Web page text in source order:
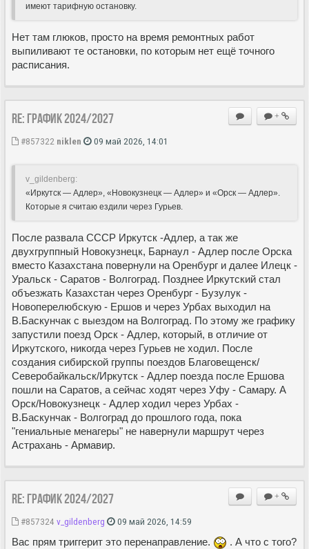
имеют тарифную остановку.
Нет там глюков, просто на время ремонтных работ
выпиливают те остановки, по которым нет ещё точного
расписания.
+
Re: ГРАФИК 2024/2027
#857322 niklen 09 май 2026, 14:01
v_gildenberg:
«Иркутск — Адлер», «Новокузнецк — Адлер» и «Орск — Адлер».
Которые я считаю ездили через Гурьев.
После развала СССР Иркутск -Адлер, а так же
двухгруппный Новокузнецк, Барнаул - Адлер после Орска
вместо Казахстана повернули на Оренбург и далее Илецк -
Уральск - Саратов - Волгоград. Позднее Иркутский стал
объезжать Казахстан через Оренбург - Бузулук -
Новоперелюбскую - Ершов и через Урбах выходил на
В.Баскунчак с выездом на Волгоград. По этому же графику
запустили поезд Орск - Адлер, который, в отличие от
Иркутского, никогда через Гурьев не ходил. После
создания сибирской группы поездов Благовещенск/
Северобайкальск/Иркутск - Адлер поезда после Ершова
пошли на Саратов, а сейчас ходят через Уфу - Самару. А
Орск/Новокузнецк - Адлер ходил через Урбах -
В.Баскунчак - Волгоград до прошлого года, пока
"гениальные менагеры" не навернули маршрут через
Астрахань - Армавир.
+
Re: ГРАФИК 2024/2027
#857324 v_gildenberg 09 май 2026, 14:59
Вас прям триггерит это перенаправление.
. А что с того?